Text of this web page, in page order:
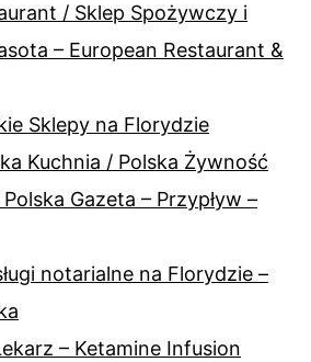
/ Sklep Spożywczy i
– European Restaurant &
Sklepy na Florydzie
Kuchnia / Polska Żywność
Gazeta – Przypływ –
notarialne na Florydzie –
– Ketamine Infusion